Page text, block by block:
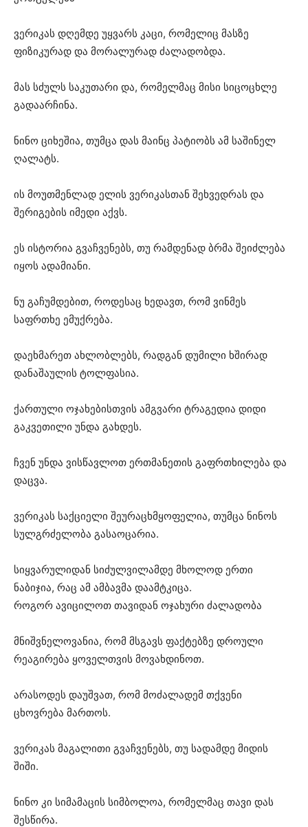
ვერიკას დღემდე უყვარს კაცი, რომელიც მასზე
ფიზიკურად და მორალურად ძალადობდა.
მას სძულს საკუთარი და, რომელმაც მისი სიცოცხლე
გადაარჩინა.
ნინო ციხეშია, თუმცა დას მაინც პატიობს ამ საშინელ
ღალატს.
ის მოუთმენლად ელის ვერიკასთან შეხვედრას და
შერიგების იმედი აქვს.
ეს ისტორია გვაჩვენებს, თუ რამდენად ბრმა შეიძლება
იყოს ადამიანი.
ნუ გაჩუმდებით, როდესაც ხედავთ, რომ ვინმეს
საფრთხე ემუქრება.
დაეხმარეთ ახლობლებს, რადგან დუმილი ხშირად
დანაშაულის ტოლფასია.
ქართული ოჯახებისთვის ამგვარი ტრაგედია დიდი
გაკვეთილი უნდა გახდეს.
ჩვენ უნდა ვისწავლოთ ერთმანეთის გაფრთხილება და
დაცვა.
ვერიკას საქციელი შეურაცხმყოფელია, თუმცა ნინოს
სულგრძელობა გასაოცარია.
სიყვარულიდან სიძულვილამდე მხოლოდ ერთი
ნაბიჯია, რაც ამ ამბავმა დაამტკიცა.
როგორ ავიცილოთ თავიდან ოჯახური ძალადობა
მნიშვნელოვანია, რომ მსგავს ფაქტებზე დროული
რეაგირება ყოველთვის მოვახდინოთ.
არასოდეს დაუშვათ, რომ მოძალადემ თქვენი
ცხოვრება მართოს.
ვერიკას მაგალითი გვაჩვენებს, თუ სადამდე მიდის
შიში.
ნინო კი სიმამაცის სიმბოლოა, რომელმაც თავი დას
შესწირა.